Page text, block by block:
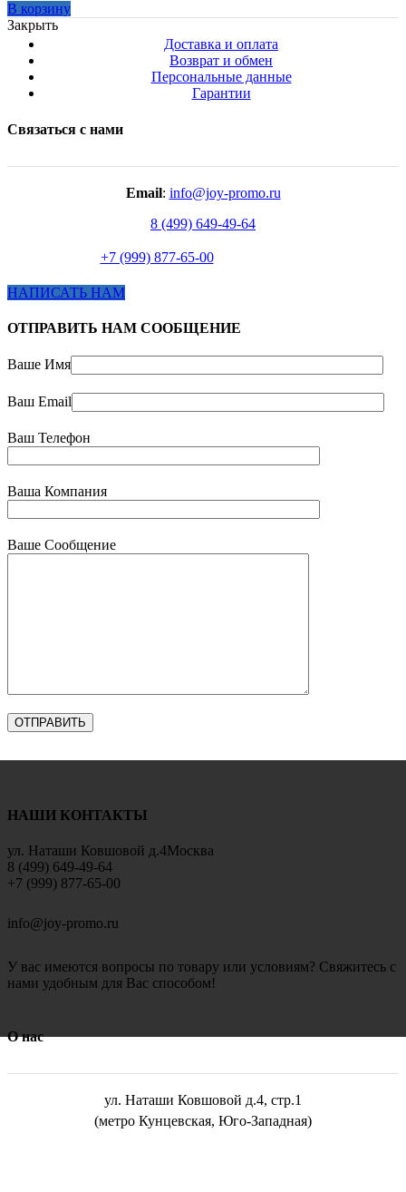
В корзину
Закрыть
Доставка и оплата
Возврат и обмен
Персональные данные
Гарантии
Связаться с нами
Email: info@joy-promo.ru
8 (499) 649-49-64
+7 (999) 877-65-00
НАПИСАТЬ НАМ
ОТПРАВИТЬ НАМ СООБЩЕНИЕ
Ваше Имя
Ваш Email
Ваш Телефон
Ваша Компания
Ваше Сообщение
НАШИ КОНТАКТЫ
ул. Наташи Ковшовой д.4Москва
8 (499) 649-49-64
+7 (999) 877-65-00
info@joy-promo.ru
У вас имеются вопросы по товару или условиям? Свяжитесь с
нами удобным для Вас способом!
О нас
ул. Наташи Ковшовой д.4, стр.1
(метро Кунцевская, Юго-Западная)